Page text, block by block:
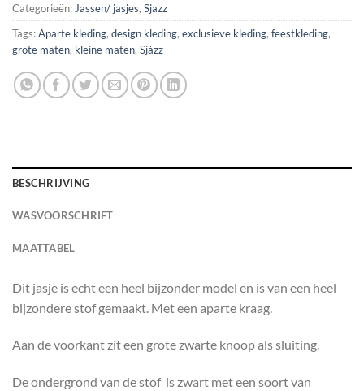
Categorieën: Jassen/ jasjes, Sjazz
Tags:Aparte kleding, design kleding, exclusieve kleding, feestkleding,
grote maten, kleine maten, Sjàzz
BESCHRIJVING
WASVOORSCHRIFT
MAATTABEL
Dit jasje is echt een heel bijzonder model en is van een heel
bijzondere stof gemaakt. Met een aparte kraag.
Aan de voorkant zit een grote zwarte knoop als sluiting.
De ondergrond van de stof is zwart met een soort van